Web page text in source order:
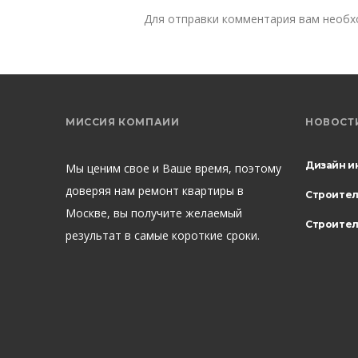
Для отправки комментария вам
МИССИЯ КОМПАИИ
Мы ценим свое и Ваше время, поэтому
доверяя нам ремонт квартиры в
Москве, вы получите желаемый
результат в самые короткие сроки.
Дизайн